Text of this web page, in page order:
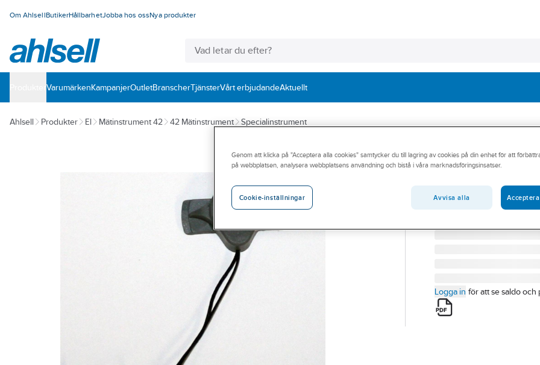
Om AhlsellButikerHållbarhetJobba hos ossNya produkter
VarumärkenKampanjerOutletBranscherTjänsterVårt erbjudandeAktuellt
Ahlsell Produkter El Mätinstrument 42 42 Mätinstrument Specialinstrument
ELMA
Magnet till Elma
MAGNET TILL ELMA
Artikelnummer:
4203171
Logga in för att se saldo och
Genom att klicka på "Acceptera alla cookies" samtycker du till lagring av cookies på din enhet för att
på webbplatsen, analysera webbplatsens användning och bistå i våra marknadsföringsinsatser.
Cookie-inställningar Avvisa alla